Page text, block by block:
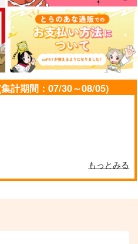
の休日
税込）
hang out
性癖の闇鍋
787円（税込）
計期間：07/30～08/05)
もっとみる